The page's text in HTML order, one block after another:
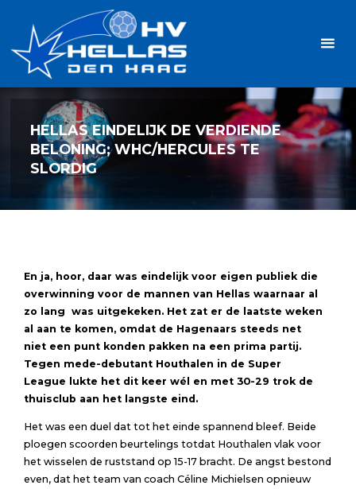
inhoud
HELLAS EINDELIJK DE VERDIENDE
BELONING; WHC/HERCULES TE
SLORDIG
En ja, hoor, daar was eindelijk voor eigen publiek die
overwinning voor de mannen van Hellas waarnaar al
zo lang was uitgekeken. Het zat er de laatste weken
al aan te komen, omdat de Hagenaars steeds net
niet een punt konden pakken na een prima partij.
Tegen mede-debutant Houthalen in de Super
League
lukte het dit keer wél en met 30-29 trok de
thuisclub aan het langste eind.
Het was een duel dat tot het einde spannend bleef. Beide
ploegen scoorden beurtelings totdat Houthalen vlak voor
het wisselen de ruststand op 15-17 bracht. De angst bestond
even, dat het team van coach Céline Michielsen opnieuw